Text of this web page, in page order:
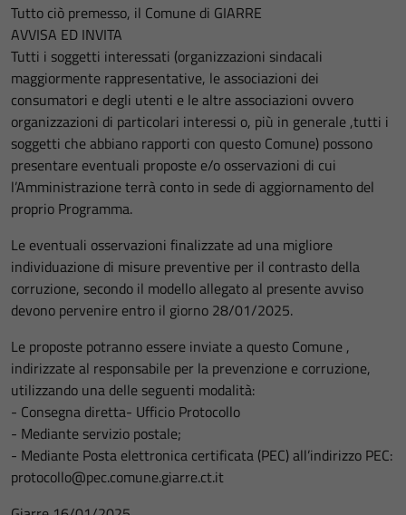
Tutto ciò premesso, il Comune di GIARRE
AVVISA ED INVITA
Tutti i soggetti interessati (organizzazioni sindacali
maggiormente rappresentative, le associazioni dei
consumatori e degli utenti e le altre associazioni ovvero
organizzazioni di particolari interessi o, più in generale ,tutti i
soggetti che abbiano rapporti con questo Comune) possono
presentare eventuali proposte e/o osservazioni di cui
l’Amministrazione terrà conto in sede di aggiornamento del
proprio Programma.
Le eventuali osservazioni finalizzate ad una migliore
individuazione di misure preventive per il contrasto della
corruzione, secondo il modello allegato al presente avviso
devono pervenire entro il giorno 28/01/2025.
Le proposte potranno essere inviate a questo Comune ,
indirizzate al responsabile per la prevenzione e corruzione,
utilizzando una delle seguenti modalità:
- Consegna diretta- Ufficio Protocollo
- Mediante servizio postale;
- Mediante Posta elettronica certificata (PEC) all’indirizzo PEC:
protocollo@pec.comune.giarre.ct.it